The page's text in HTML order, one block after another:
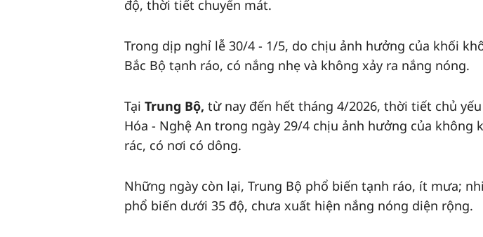
độ, thời tiết chuyển mát.
Trong dịp nghỉ lễ 30/4 - 1/5, do chịu ảnh hưởng của khối
Bắc Bộ tạnh ráo, có nắng nhẹ và không xảy ra nắng nóng.
Tại Trung Bộ, từ nay đến hết tháng 4/2026, thời tiết chủ
Hóa - Nghệ An trong ngày 29/4 chịu ảnh hưởng của không
rác, có nơi có dông.
Những ngày còn lại, Trung Bộ phổ biến tạnh ráo, ít mưa;
phổ biến dưới 35 độ, chưa xuất hiện nắng nóng diện rộng.